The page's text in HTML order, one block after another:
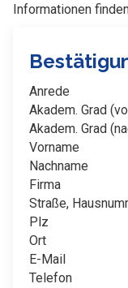
Informationen
Anrede
Akadem. Grad
Akadem. Grad
Vorname
Nachname
Firma
Straße,
Plz
Ort
E-Mail
Telefon